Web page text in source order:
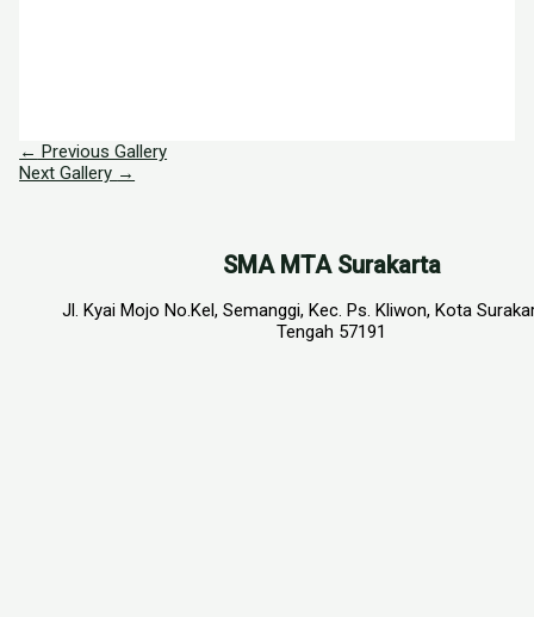
← Previous Gallery
Next Gallery →
SMA MTA Surakarta
Jl. Kyai Mojo No.Kel, Semanggi, Kec. Ps. Kliwon, Kota
Tengah 57191